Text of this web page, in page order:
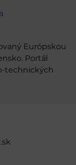
Európskou
Portál
technických